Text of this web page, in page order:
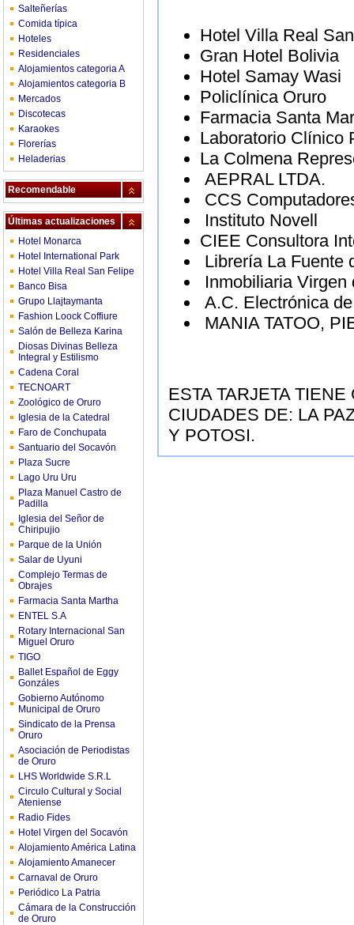
Salteñerías
Comida típica
Hoteles
Residenciales
Alojamientos categoria A
Alojamientos categoria B
Mercados
Discotecas
Karaokes
Florerías
Heladerias
Recomendable
Últimas actualizaciones
Hotel Monarca
Hotel International Park
Hotel Villa Real San Felipe
Banco Bisa
Grupo Llajtaymanta
Fashion Loock Coffiure
Salón de Belleza Karina
Diosas Divinas Belleza
Integral y Estilismo
Cadena Coral
TECNOART
Zoológico de Oruro
Iglesia de la Catedral
Faro de Conchupata
Santuario del Socavón
Plaza Sucre
Lago Uru Uru
Plaza Manuel Castro de
Padilla
Iglesia del Señor de
Chiripujio
Parque de la Unión
Salar de Uyuni
Complejo Termas de
Obrajes
Farmacia Santa Martha
ENTEL S.A
Rotary Internacional San
Miguel Oruro
TIGO
Ballet Español de Eggy
Gonzáles
Gobierno Autónomo
Municipal de Oruro
Sindicato de la Prensa
Oruro
Asociación de Periodistas
de Oruro
LHS Worldwide S.R.L
Circulo Cultural y Social
Ateniense
Radio Fides
Hotel Virgen del Socavón
Alojamiento América Latina
Alojamiento Amanecer
Carnaval de Oruro
Periódico La Patria
Cámara de la Construcción
de Oruro
Hotel Villa Real
Gran Hotel Bolivia
Hotel Samay Wasi
Policlínica Oruro
Farmacia Santa
Laboratorio Clínico
La Colmena
AEPRAL LTDA.
CCS
Instituto Novell
CIEE Consultora
Librería La Fuente
Inmobiliaria Virgen
A.C. Electrónica
MANIA TATOO,
ESTA TARJETA
CIUDADES DE: LA
Y POTOSI.